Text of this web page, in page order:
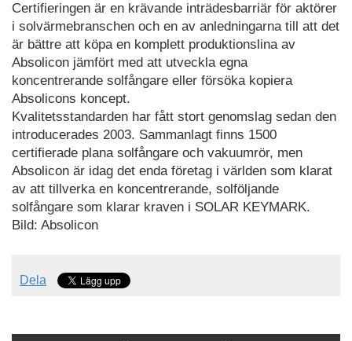
Certifieringen är en krävande inträdesbarriär för aktörer
i solvärmebranschen och en av anledningarna till att det
är bättre att köpa en komplett produktionslina av
Absolicon jämfört med att utveckla egna
koncentrerande solfångare eller försöka kopiera
Absolicons koncept.
Kvalitetsstandarden har fått stort genomslag sedan den
introducerades 2003. Sammanlagt finns 1500
certifierade plana solfångare och vakuumrör, men
Absolicon är idag det enda företag i världen som klarat
av att tillverka en koncentrerande, solföljande
solfångare som klarar kraven i SOLAR KEYMARK.
Bild: Absolicon
Dela